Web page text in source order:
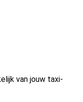
van jouw taxi-